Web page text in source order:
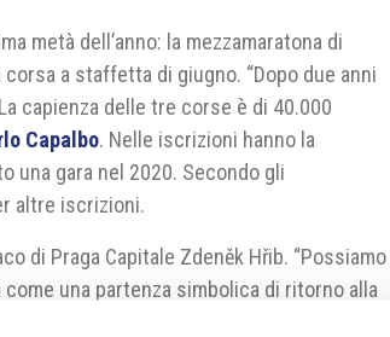
metà dell’anno: la mezzamaratona di
a staffetta di giugno. “Dopo due anni
capienza delle tre corse è di 40.000
Capalbo. Nelle iscrizioni hanno la
una gara nel 2020. Secondo gli
altre iscrizioni.
di Praga Capitale Zdeněk Hřib. “Possiamo
una partenza simbolica di ritorno alla
che le gare con il pubblico si possano